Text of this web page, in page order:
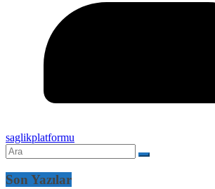
saglikplatformu
Son Yazılar